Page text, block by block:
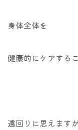
身体全体を
健康的にケアする
遠回りに思えます